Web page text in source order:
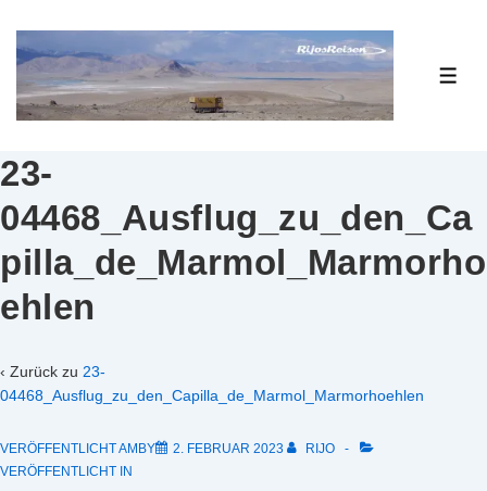
Zum
Inhalt
23-
04468_Ausflug_zu_den_Ca
pilla_de_Marmol_Marmorho
ehlen
‹ Zurück zu 23-
04468_Ausflug_zu_den_Capilla_de_Marmol_Marmorhoehlen
VERÖFFENTLICHT AMBY 2. FEBRUAR 2023
RIJO
VERÖFFENTLICHT IN